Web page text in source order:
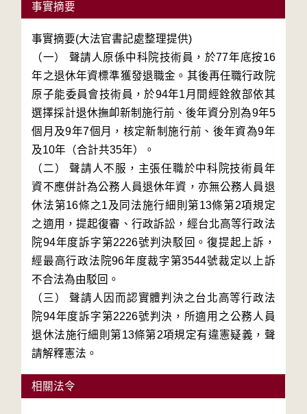
事實摘要
事實摘要(大法官書記處整理提供)
（一） 聲請人原係中科院技術員，於77年底按16
年之退休年資標準獲發退職金。其後再任職行政院
原子能委員會技術員，於94年1月間經銓敘部依其
選擇採計退休撫卹新制施行前、後年資分別為9年5
個月及9年7個月，核定新制施行前、後年資為9年
及10年（合計共35年）。
（二） 聲請人不服，主張任職於中科院技術員年
資不應併計為公務人員退休年資，亦無公務人員退
休法第16條之1及同法施行細則第13條第2項規定
之適用，提起復審、行政訴訟，經台北高等行政法
院94年度訴字第2226號判決駁回。復提起上訴，
經最高行政法院96年度裁字第3544號裁定以上訴
不合法為由駁回。
（三） 聲請人因而認實體判決之台北高等行政法
院94年度訴字第2226號判決，所適用之公務人員
退休法施行細則第13條第2項規定有違憲疑義，聲
請解釋憲法。
相關法令